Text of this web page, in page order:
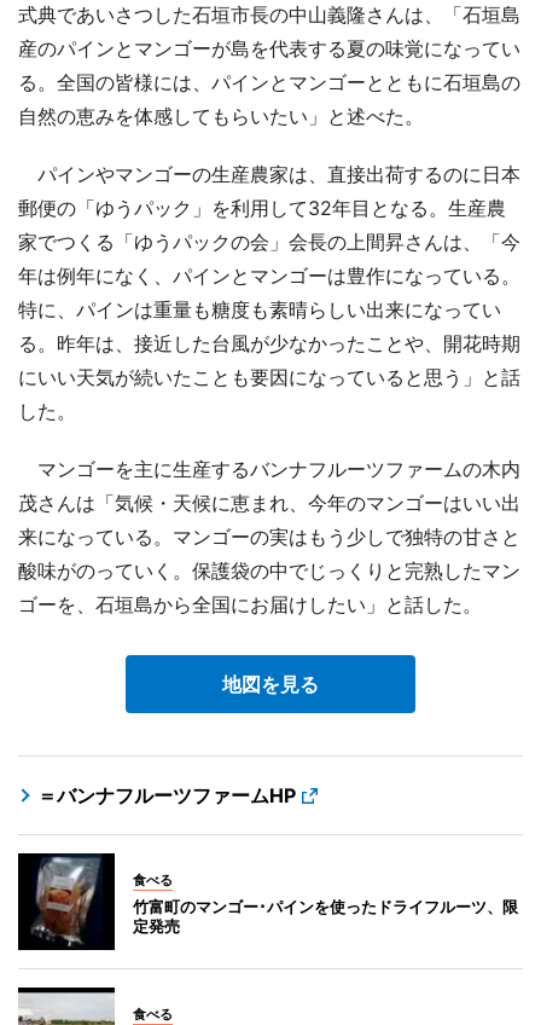
式典であいさつした石垣市長の中山義隆さんは、「石垣島
産のパインとマンゴーが島を代表する夏の味覚になってい
る。全国の皆様には、パインとマンゴーとともに石垣島の
自然の恵みを体感してもらいたい」と述べた。
パインやマンゴーの生産農家は、直接出荷するのに日本
郵便の「ゆうパック」を利用して32年目となる。生産農
家でつくる「ゆうパックの会」会長の上間昇さんは、「今
年は例年になく、パインとマンゴーは豊作になっている。
特に、パインは重量も糖度も素晴らしい出来になってい
る。昨年は、接近した台風が少なかったことや、開花時期
にいい天気が続いたことも要因になっていると思う」と話
した。
マンゴーを主に生産するバンナフルーツファームの木内
茂さんは「気候・天候に恵まれ、今年のマンゴーはいい出
来になっている。マンゴーの実はもう少しで独特の甘さと
酸味がのっていく。保護袋の中でじっくりと完熟したマン
ゴーを、石垣島から全国にお届けしたい」と話した。
地図を見る
＝バンナフルーツファームHP
食べる
竹富町のマンゴー･パインを使ったドライフルーツ、限
定発売
食べる